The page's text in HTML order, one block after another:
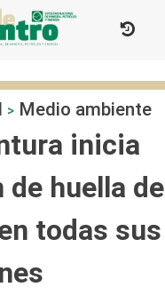
> Medio ambiente
inicia
de huella de
todas sus